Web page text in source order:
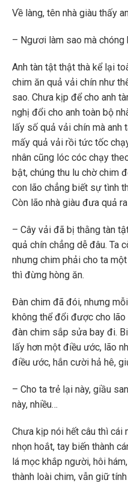
Về làng, tên nhà giàu thấy
– Ngươi làm sao mà
Anh tàn tật thật thà kể lại
chim ăn quả vải chín như
sao. Chưa kịp để cho anh
nghị đổi cho anh toàn bộ
lấy số quả vải chín mà anh
mấy quả vải rồi tức tốc
nhân cũng lóc cóc chạy
bật, chúng thu lu chờ chim
con lão chẳng biết sự tình
Còn lão nhà giàu đưa quả
– Cây vải đã bị thằng tàn
quả chín chẳng dễ đâu. Ta
nhưng chim phải cho ta
thì đừng hòng ăn.
Đàn chim đã đói, nhưng
không thể đổi được cho
đàn chim sắp sửa bay đi.
lấy hơn một điều ước, lão
điều ước, hắn cười hả hê,
– Cho ta trẻ lại này, giầu
này, nhiều…
Chưa kịp nói hết câu thì cái
nhọn hoắt, tay biến thành
lá mọc khắp người, hôi
thành loài chim, vẫn giữ